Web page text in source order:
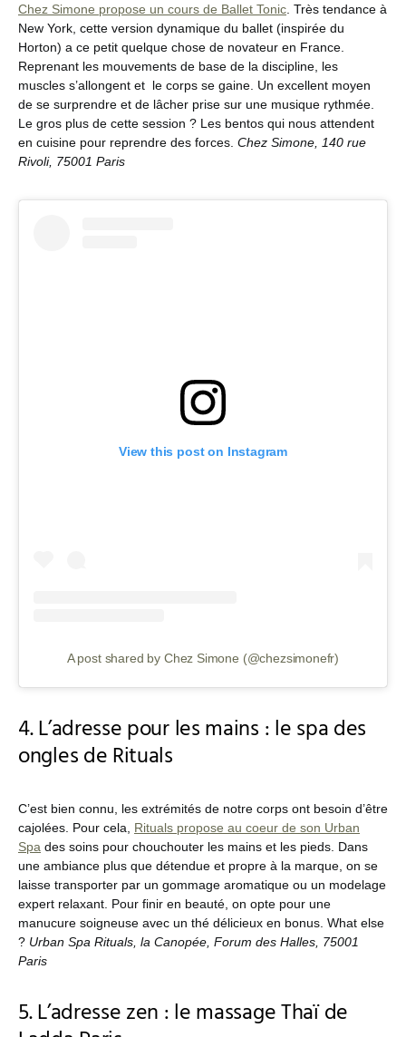
Chez Simone propose un cours de Ballet Tonic . Très tendance à
New York, cette version dynamique du ballet (inspirée du
Horton) a ce petit quelque chose de novateur en France.
Reprenant les mouvements de base de la discipline, les
muscles s’allongent et le corps se gaine. Un excellent moyen
de se surprendre et de lâcher prise sur une musique rythmée.
Le gros plus de cette session ? Les bentos qui nous attendent
en cuisine pour reprendre des forces. Chez Simone, 140 rue
Rivoli, 75001 Paris
View this post on Instagram
A post shared by Chez Simone (@chezsimonefr)
4. L’adresse pour les mains : le spa des
ongles de Rituals
C’est bien connu, les extrémités de notre corps ont besoin d’être
cajolées. Pour cela, Rituals propose au coeur de son Urban
Spa des soins pour chouchouter les mains et les pieds. Dans
une ambiance plus que détendue et propre à la marque, on se
laisse transporter par un gommage aromatique ou un modelage
expert relaxant. Pour finir en beauté, on opte pour une
manucure soigneuse avec un thé délicieux en bonus. What else
? Urban Spa Rituals, la Canopée, Forum des Halles, 75001
Paris
5. L’adresse zen : le massage Thaï de